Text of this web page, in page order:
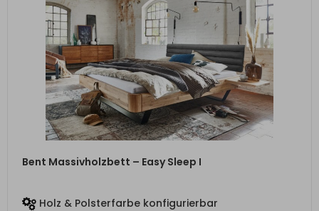
Bent Massivholzbett – Easy Sleep I
Holz & Polsterfarbe konfigurierbar